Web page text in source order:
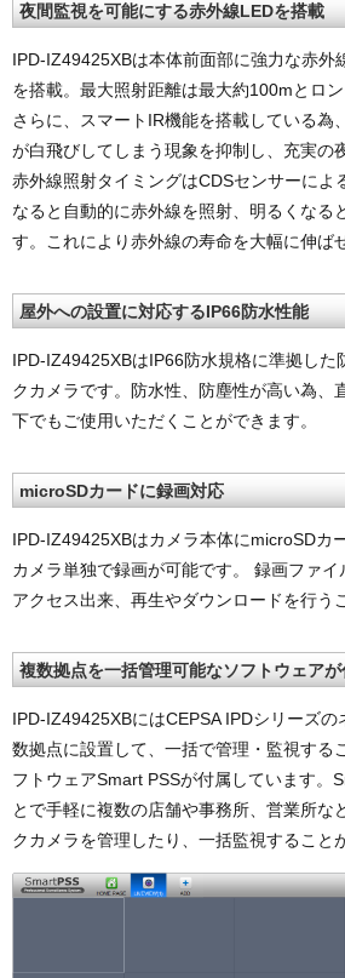
夜間監視を可能にする赤外線LEDを搭載
IPD-IZ49425XBは本体前面部に強力な赤外
を搭載。最大照射距離は最大約100mとロン
さらに、スマートIR機能を搭載している為
が白飛びしてしまう現象を抑制し、充実の
赤外線照射タイミングはCDSセンサーによ
なると自動的に赤外線を照射、明るくなる
す。これにより赤外線の寿命を大幅に伸ば
屋外への設置に対応するIP66防水性能
IPD-IZ49425XBはIP66防水規格に準拠した
クカメラです。防水性、防塵性が高い為、
下でもご使用いただくことができます。
microSDカードに録画対応
IPD-IZ49425XBはカメラ本体にmicroSDカ
カメラ単独で録画が可能です。 録画ファ
アクセス出来、再生やダウンロードを行う
複数拠点を一括管理可能なソフトウェアが
IPD-IZ49425XBにはCEPSA IPDシリーズ
数拠点に設置して、一括で管理・監視する
フトウェアSmart PSSが付属しています。
とで手軽に複数の店舗や事務所、営業所な
クカメラを管理したり、一括監視すること